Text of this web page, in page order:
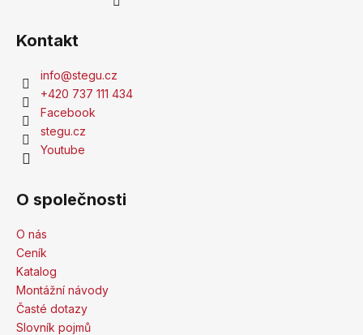
Kontakt
info@stegu.cz
+420 737 111 434
Facebook
stegu.cz
Youtube
O společnosti
O nás
Ceník
Katalog
Montážní návody
Časté dotazy
Slovník pojmů